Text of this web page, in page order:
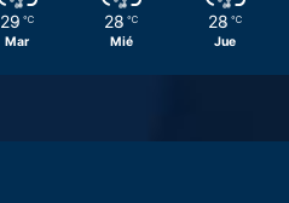
29 ℃
Mar
28 ℃
Mié
28 ℃
Jue